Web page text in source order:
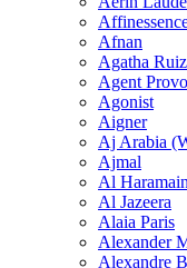
Afnan
Agatha
Agent
Agonist
Aigner
Aj Arabia
Ajmal
Al Haramain
Al Jazeera
Alaia Paris
Alexander
Alexandre